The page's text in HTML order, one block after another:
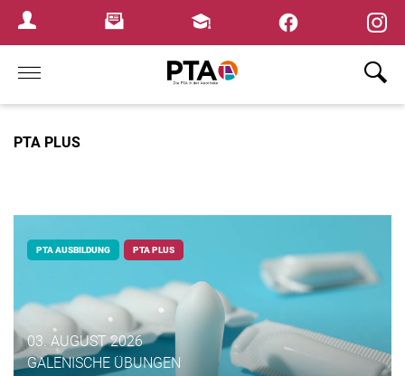
Login MenuNewsletterFortbildungen
Home
PTA PLUS
PTA AUSBILDUNG PTA PLUS
03. AUGUST 2026
GALENISCHE ÜBUNGEN
×